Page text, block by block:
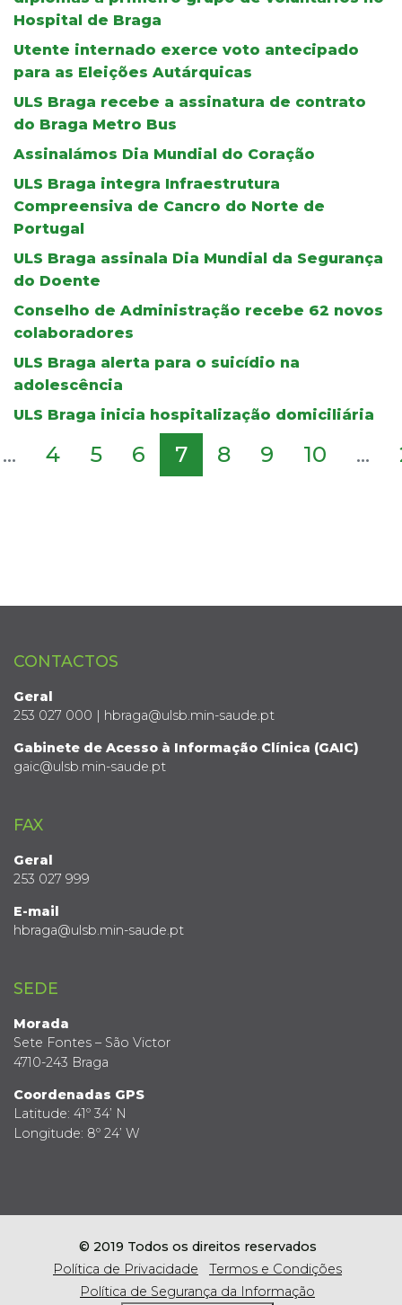
Hospital de Braga
Utente internado exerce voto antecipado
para as Eleições Autárquicas
ULS Braga recebe a assinatura de contrato
do Braga Metro Bus
Assinalámos Dia Mundial do Coração
ULS Braga integra Infraestrutura
Compreensiva de Cancro do Norte de
Portugal
ULS Braga assinala Dia Mundial da Segurança
do Doente
Conselho de Administração recebe 62 novos
colaboradores
ULS Braga alerta para o suicídio na
adolescência
ULS Braga inicia hospitalização domiciliária
... 4 5 6 7 8 9 10 ...
CONTACTOS
Geral
253 027 000 | hbraga@ulsb.min-saude.pt
Gabinete de Acesso à Informação Clínica (GAIC)
gaic@ulsb.min-saude.pt
FAX
Geral
253 027 999
E-mail
hbraga@ulsb.min-saude.pt
SEDE
Morada
Sete Fontes – São Victor
4710-243 Braga
Coordenadas GPS
Latitude: 41º 34’ N
Longitude: 8º 24’ W
© 2019 Todos os direitos reservados
Política de Privacidade
Termos e Condições
Política de Segurança da Informação